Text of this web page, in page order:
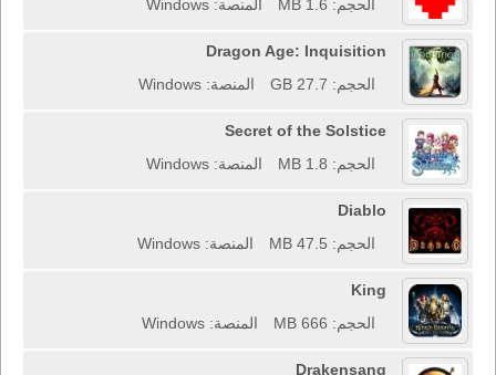
الحجم: 1.6 MB
المنصة: Windows
Dragon Age: Inquisition
الحجم: 27.7 GB
المنصة: Windows
Secret of the Solstice
الحجم: 1.8 MB
المنصة: Windows
Diablo
الحجم: 47.5 MB
المنصة: Windows
King
الحجم: 666 MB
المنصة: Windows
Drakensang